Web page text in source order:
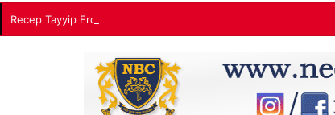
Recep Tayyip Erdoğan: Mekke Ortak Savunma Anlaşması hiçbir